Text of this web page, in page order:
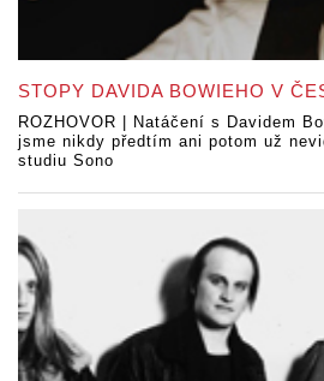
STOPY DAVIDA BOWIEHO V
ROZHOVOR | Natáčení s Davidem
jsme nikdy předtím ani potom už
studiu Sono